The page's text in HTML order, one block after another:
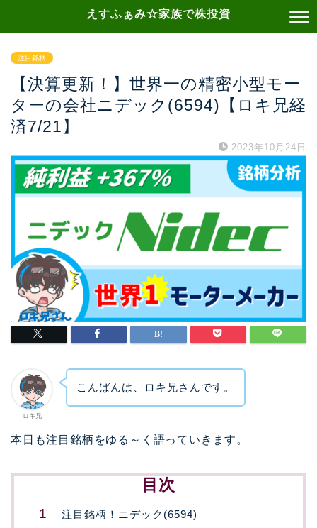
えすふぁみ☆家族で株投資
注目銘柄
【決算更新！】世界一の精密小型モー
ターの会社ニデック(6594)【ロキ兄経
済7/21】
2023年10月24日
ロキ兄
こんばんは、ロキ兄さんです。
本日も注目銘柄をゆる～く語っていきます。
目次
注目銘柄！ニデック(6594)